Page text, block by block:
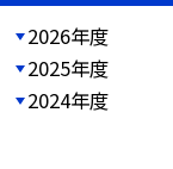
2026年度
2025年度
2024年度